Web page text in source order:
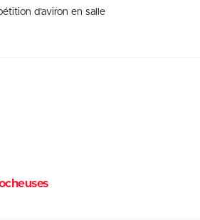
d’aviron en salle